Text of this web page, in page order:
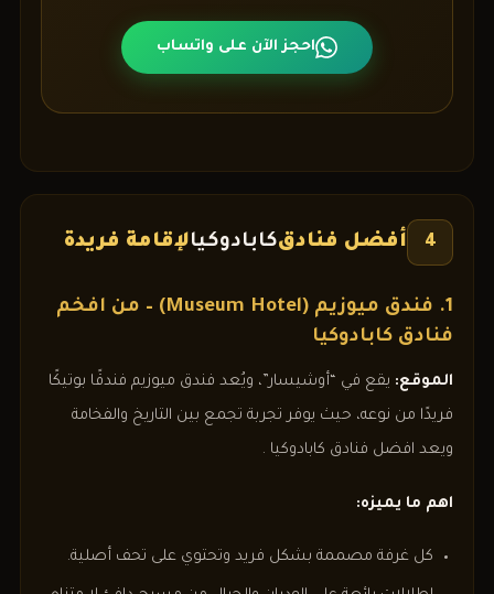
احجز الآن على واتساب
4 أفضل فنادقكابادوكيالإقامة فريدة
1. فندق ميوزيم (Museum Hotel) – من افخم
فنادق كابادوكيا
الموقع: يقع في “أوشيسار”، ويُعد فندق ميوزيم فندقًا بوتيكًا
فريدًا من نوعه، حيث يوفر تجربة تجمع بين التاريخ والفخامة
ويعد افضل فنادق كابادوكيا .
اهم ما يميزه:
كل غرفة مصممة بشكل فريد وتحتوي على تحف أصلية.